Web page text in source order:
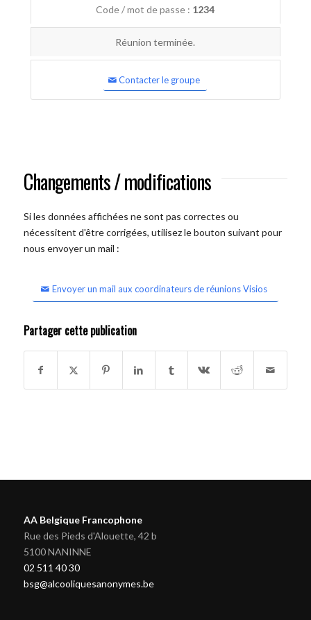
Code / mot de passe : 1234
Réunion terminée.
Contacter le groupe
Changements / modifications
Si les données affichées ne sont pas correctes ou
nécessitent d'être corrigées, utilisez le bouton suivant pour
nous envoyer un mail :
Envoyer un mail aux coordinateurs de réunions Visios
Partager cette publication
AA Belgique Francophone
Rue des Pieds d'Alouette, 42 b
5100 NANINNE
02 511 40 30
bsg@alcooliquesanonymes.be